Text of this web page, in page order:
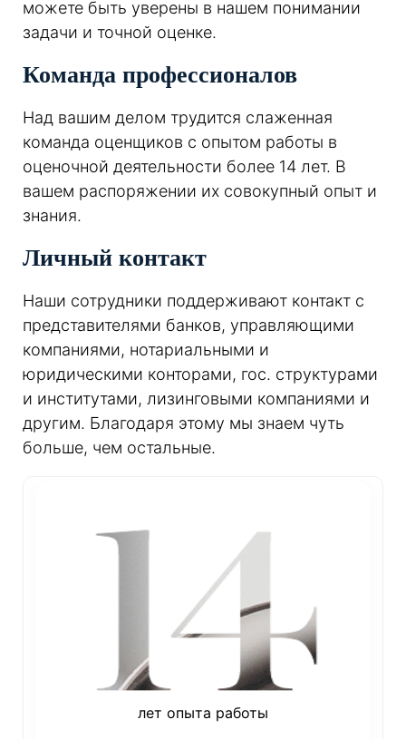
можете быть уверены в нашем понимании
задачи и точной оценке.
Команда профессионалов
Над вашим делом трудится слаженная
команда оценщиков с опытом работы в
оценочной деятельности более 14 лет. В
вашем распоряжении их совокупный опыт и
знания.
Личный контакт
Наши сотрудники поддерживают контакт с
представителями банков, управляющими
компаниями, нотариальными и
юридическими конторами, гос. структурами
и институтами, лизинговыми компаниями и
другим. Благодаря этому мы знаем чуть
больше, чем остальные.
лет опыта работы